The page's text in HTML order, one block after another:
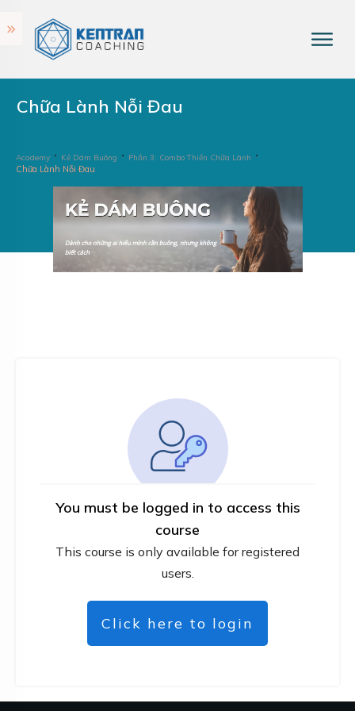
Chữa Lành Nỗi Đau
Academy Kẻ Dám Buông Phần 3: Combo Thiền Chữa Lành
Chữa Lành Nỗi Đau
You must be logged in to access this
course
This course is only available for registered
users.
Click here to login